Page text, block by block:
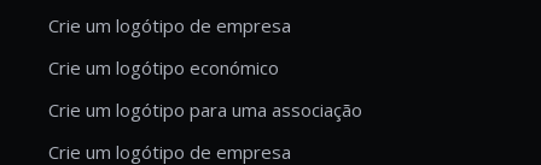
Crie um logótipo de empresa
Crie um logótipo económico
Crie um logótipo para uma associação
Crie um logótipo de empresa